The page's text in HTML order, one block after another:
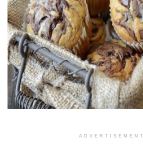
ADVERTISEMENT